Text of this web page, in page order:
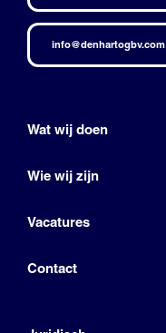
info@denhartogbv.com
Wat wij doen
Wie wij zijn
Vacatures
Contact